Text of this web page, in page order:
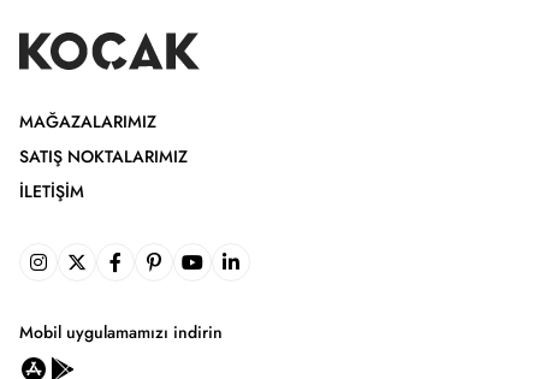
MAĞAZALARIMIZ
SATIŞ NOKTALARIMIZ
İLETIŞIM
Mobil uygulamamızı indirin